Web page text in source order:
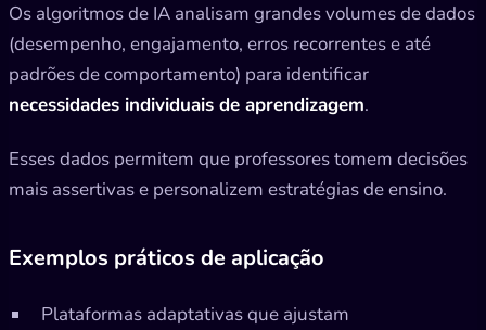
Os algoritmos de IA analisam grandes volumes de dados
(desempenho, engajamento, erros recorrentes e até
padrões de comportamento) para identificar
necessidades individuais de aprendizagem.
Esses dados permitem que professores tomem decisões
mais assertivas e personalizem estratégias de ensino.
Exemplos práticos de aplicação
Plataformas adaptativas que ajustam